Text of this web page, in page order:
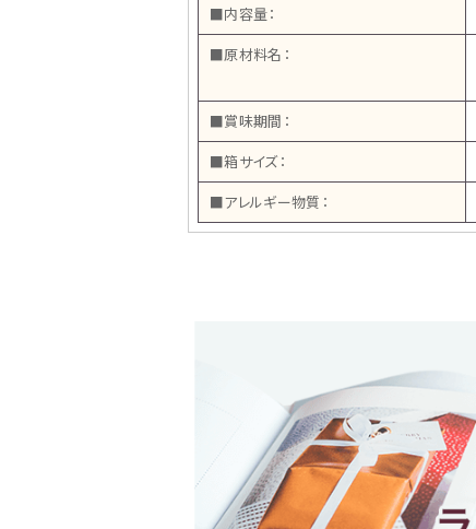
■内容量：
■原材料名：
■賞味期間：
■箱サイズ：
■アレルギー物質：